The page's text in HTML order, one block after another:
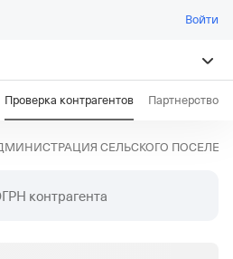
Войти
Проверка контрагентов Партнерство
СЕЛЬСКОГО
контрагента